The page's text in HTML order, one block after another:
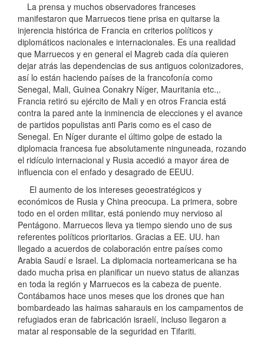
La prensa y muchos observadores franceses
manifestaron que Marruecos tiene prisa en quitarse la
injerencia histórica de Francia en criterios políticos y
diplomáticos nacionales e internacionales. Es una realidad
que Marruecos y en general el Magreb cada día quieren
dejar atrás las dependencias de sus antiguos colonizadores,
así lo están haciendo países de la francofonía como
Senegal, Mali, Guinea Conakry Níger, Mauritania etc.,.
Francia retiró su ejército de Mali y en otros Francia está
contra la pared ante la inminencia de elecciones y el avance
de partidos populistas anti Paris como es el caso de
Senegal. En Níger durante el último golpe de estado la
diplomacia francesa fue absolutamente ninguneada, rozando
el ridículo internacional y Rusia accedió a mayor área de
influencia con el enfado y desagrado de EEUU.
El aumento de los intereses geoestratégicos y
económicos de Rusia y China preocupa. La primera, sobre
todo en el orden militar, está poniendo muy nervioso al
Pentágono. Marruecos lleva ya tiempo siendo uno de sus
referentes políticos prioritarios. Gracias a EE. UU. han
llegado a acuerdos de colaboración entre países como
Arabia Saudí e Israel. La diplomacia norteamericana se ha
dado mucha prisa en planificar un nuevo status de alianzas
en toda la región y Marruecos es la cabeza de puente.
Contábamos hace unos meses que los drones que han
bombardeado las haimas saharauis en los campamentos de
refugiados eran de fabricación israelí, incluso llegaron a
matar al responsable de la seguridad en Tifariti.